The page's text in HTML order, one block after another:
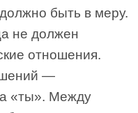
быть в меру.
не должен
отношения.
—
«ты». Между